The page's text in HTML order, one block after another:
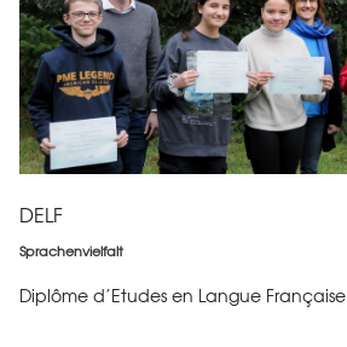
DELF
Sprachenvielfalt
Diplôme d’Etudes en Langue Française